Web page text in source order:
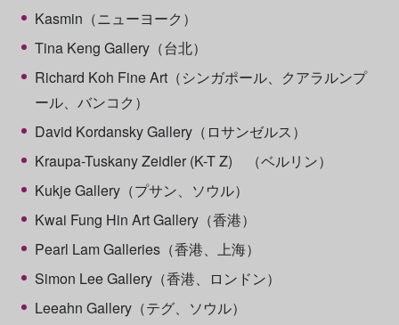
Kasmin（ニューヨーク）
Tina Keng Gallery（台北）
Richard Koh Fine Art（シンガポール、クアラルンプ
ール、バンコク）
David Kordansky Gallery（ロサンゼルス）
Kraupa-Tuskany Zeidler (K-T Z) （ベルリン）
Kukje Gallery（プサン、ソウル）
Kwai Fung Hin Art Gallery（香港）
Pearl Lam Galleries（香港、上海）
Simon Lee Gallery（香港、ロンドン）
Leeahn Gallery（テグ、ソウル）